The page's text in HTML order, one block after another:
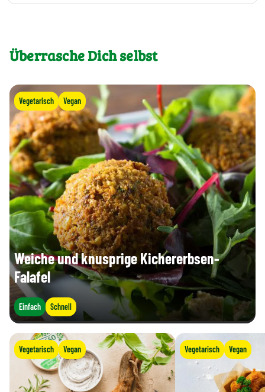
Überrasche Dich selbst
Vegetarisch Vegan
Weiche und knusprige Kichererbsen-
Falafel
Einfach Schnell
Vegetarisch Vegan Vegetarisch Vegan